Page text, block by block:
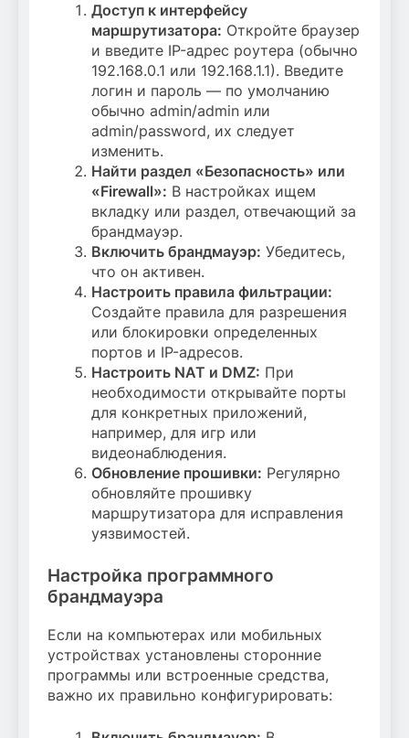
Доступ к интерфейсу
маршрутизатора: Откройте браузер
и введите IP-адрес роутера (обычно
192.168.0.1 или 192.168.1.1). Введите
логин и пароль — по умолчанию
обычно admin/admin или
admin/password, их следует
изменить.
Найти раздел «Безопасность» или
«Firewall»: В настройках ищем
вкладку или раздел, отвечающий за
брандмауэр.
Включить брандмауэр: Убедитесь,
что он активен.
Настроить правила фильтрации:
Создайте правила для разрешения
или блокировки определенных
портов и IP-адресов.
Настроить NAT и DMZ: При
необходимости открывайте порты
для конкретных приложений,
например, для игр или
видеонаблюдения.
Обновление прошивки: Регулярно
обновляйте прошивку
маршрутизатора для исправления
уязвимостей.
Настройка программного
брандмауэра
Если на компьютерах или мобильных
устройствах установлены сторонние
программы или встроенные средства,
важно их правильно конфигурировать: